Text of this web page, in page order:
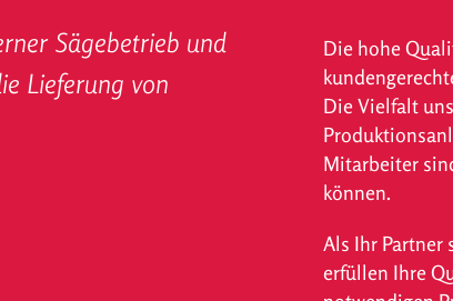
Säge­betrieb und
Lieferung von
Die hohe
Die Vielfalt
Mitarbeiter
können.
Als Ihr Partner
erfüllen Ihre